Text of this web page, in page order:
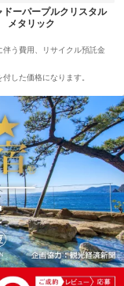
ドーパープルクリスタル
メタリック
う費用、リサイクル預託金
した価格になります。